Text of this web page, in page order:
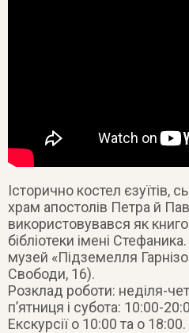
Історично костел єзуїтів,
храм апостолів Петра й
використовувався як
бібліотеки імені
музей «Підземелля
Свободи, 16).
Розклад роботи: неділя-
п’ятниця і субота: 10:00-
Екскурсії о 10:00 та о 18:00.